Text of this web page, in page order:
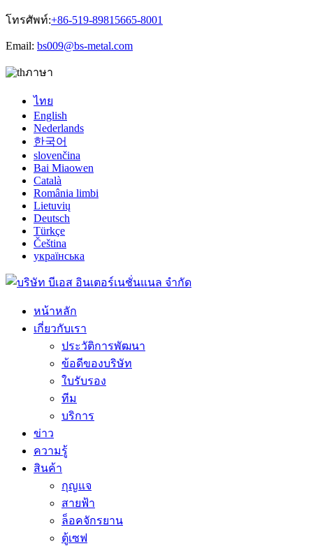
โทรศัพท์:+86-519-89815665-8001
Email: bs009@bs-metal.com
ภาษา
ไทย
English
Nederlands
한국어
slovenčina
Bai Miaowen
Català
România limbi
Lietuvių
Deutsch
Türkçe
Čeština
українська
หน้าหลัก
เกี่ยวกับเรา
ประวัติการพัฒนา
ข้อดีของบริษัท
ใบรับรอง
ทีม
บริการ
ข่าว
ความรู้
สินค้า
กุญแจ
สายฟ้า
ล็อคจักรยาน
ตู้เซฟ